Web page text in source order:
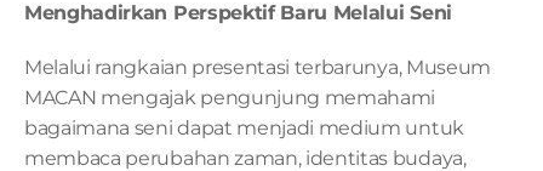
Menghadirkan Perspektif Baru Melalui Seni
Melalui rangkaian presentasi terbarunya, Museum
MACAN mengajak pengunjung memahami
bagaimana seni dapat menjadi medium untuk
membaca perubahan zaman, identitas budaya,